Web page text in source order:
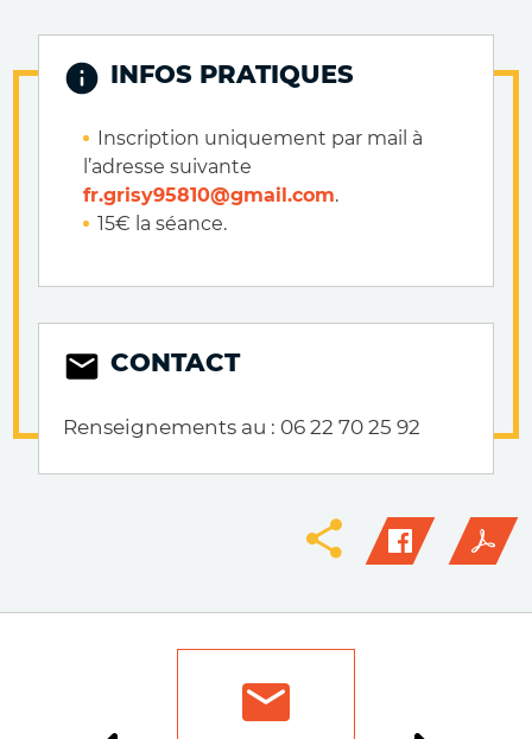
INFOS PRATIQUES
Inscription uniquement par mail à
l’adresse suivante
fr.grisy95810@gmail.com.
15€ la séance.
CONTACT
Renseignements au : 06 22 70 25 92